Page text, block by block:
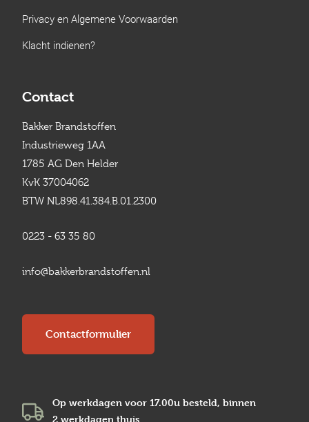
Privacy en Algemene Voorwaarden
Klacht indienen?
Contact
Bakker Brandstoffen
Industrieweg 1AA
1785 AG Den Helder
KvK 37004062
BTW NL898.41.384.B.01.2300
0223 - 63 35 80
info@bakkerbrandstoffen.nl
Contactformulier
Op werkdagen voor 17.00u besteld, binnen
2 werkdagen thuis